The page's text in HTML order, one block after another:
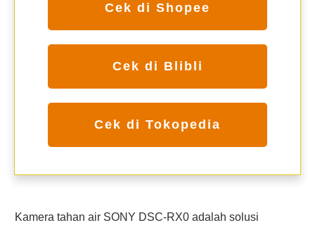
Cek di Shopee
Cek di Blibli
Cek di Tokopedia
Kamera tahan air SONY DSC-RX0 adalah solusi